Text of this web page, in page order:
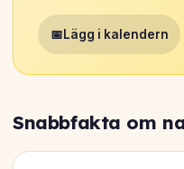
📅Lägg i kalendern
Snabbfakta om